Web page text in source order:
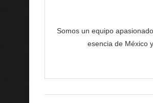
Somos un equipo
esencia de México